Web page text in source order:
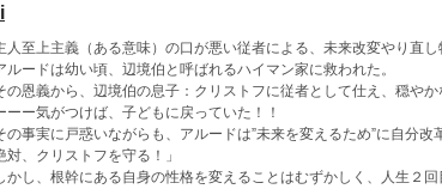
人至上主義（ある意味）の口が悪い従者による、未来改変やり直し
ードは幼い頃、辺境伯と呼ばれるハイマン家に救われた。
恩義から、辺境伯の息子：クリストフに従者として仕え、穏や
ー気がつけば、子どもに戻っていた！！
事実に戸惑いながらも、アルードは”未来を変えるため”に自分改
対、クリストフを守る！」
し、根幹にある自身の性格を変えることはむずかしく、人生２